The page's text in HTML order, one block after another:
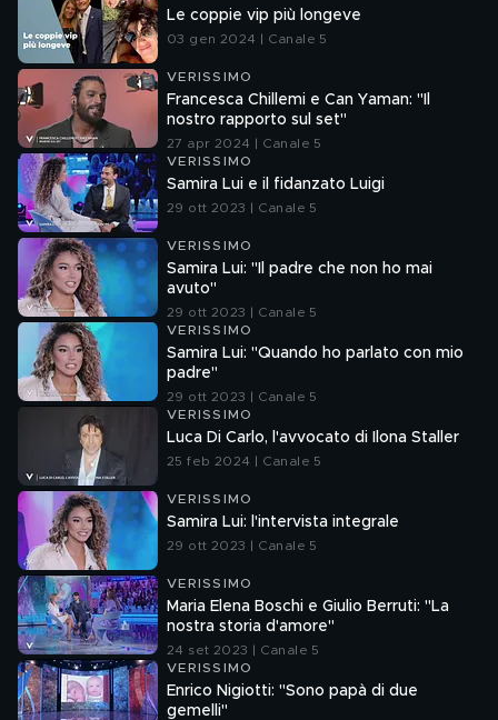
Le coppie vip più longeve
03 gen 2024 | Canale 5
VERISSIMO
Francesca Chillemi e Can Yaman: "Il
nostro rapporto sul set"
27 apr 2024 | Canale 5
VERISSIMO
Samira Lui e il fidanzato Luigi
29 ott 2023 | Canale 5
VERISSIMO
Samira Lui: "Il padre che non ho mai
avuto"
29 ott 2023 | Canale 5
VERISSIMO
Samira Lui: "Quando ho parlato con mio
padre"
29 ott 2023 | Canale 5
VERISSIMO
Luca Di Carlo, l'avvocato di Ilona Staller
25 feb 2024 | Canale 5
VERISSIMO
Samira Lui: l'intervista integrale
29 ott 2023 | Canale 5
VERISSIMO
Maria Elena Boschi e Giulio Berruti: "La
nostra storia d'amore"
24 set 2023 | Canale 5
VERISSIMO
Enrico Nigiotti: "Sono papà di due
gemelli"